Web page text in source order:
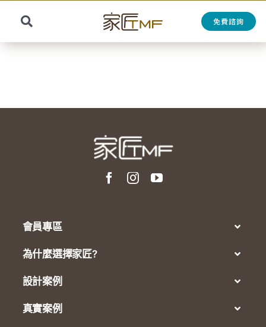
content
Toggle
Navigation
Search
免費諮詢
會員專區
為什麼選擇家匠?
設計案例
真實案例